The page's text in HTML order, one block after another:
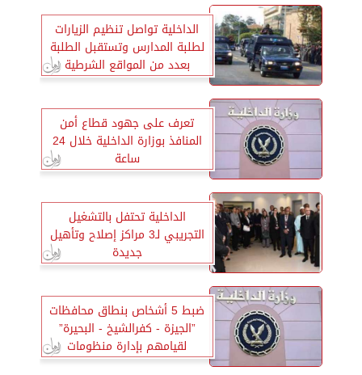
الداخلية تواصل تنظيم الزيارات
لطلبة المدارس وتستقبل الطلبة
بعدد من المواقع الشرطية
تعرف على جهود قطاع أمن
المنافذ بوزارة الداخلية خلال 24
ساعة
الداخلية تحتفل بالتشغيل
التجريبي لـ3 مراكز إصلاح وتأهيل
جديدة
ضبط 5 أشخاص بنطاق محافظات
”الجيزة - كفرالشيخ - البحيرة”
لقيامهم بإدارة منظومات
إتصالات